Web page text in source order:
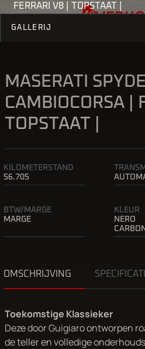
FERRARI V8 | TOPSTAAT |
GALLERIJ
MASERATI
CAMBIOCORSA |
TOPSTAAT |
KILOMETERSTAND
56.705
BTW/MARGE
MARGE
KLEUR
NERO
OMSCHRIJVING
Toekomstige Klassieker
Deze door Guigiaro ontworpen
de teller en volledige